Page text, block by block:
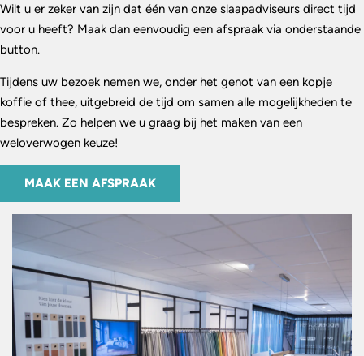
Wilt u er zeker van zijn dat één van onze slaapadviseurs direct tijd
voor u heeft? Maak dan eenvoudig een afspraak via onderstaande
button.
Tijdens uw bezoek nemen we, onder het genot van een kopje
koffie of thee, uitgebreid de tijd om samen alle mogelijkheden te
bespreken. Zo helpen we u graag bij het maken van een
weloverwogen keuze!
MAAK EEN AFSPRAAK